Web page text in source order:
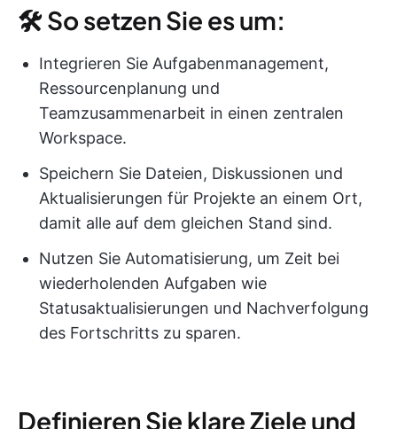
🛠 So setzen Sie es um:
Integrieren Sie Aufgabenmanagement,
Ressourcenplanung und
Teamzusammenarbeit in einen zentralen
Workspace.
Speichern Sie Dateien, Diskussionen und
Aktualisierungen für Projekte an einem Ort,
damit alle auf dem gleichen Stand sind.
Nutzen Sie Automatisierung, um Zeit bei
wiederholenden Aufgaben wie
Statusaktualisierungen und Nachverfolgung
des Fortschritts zu sparen.
Definieren Sie klare Ziele und